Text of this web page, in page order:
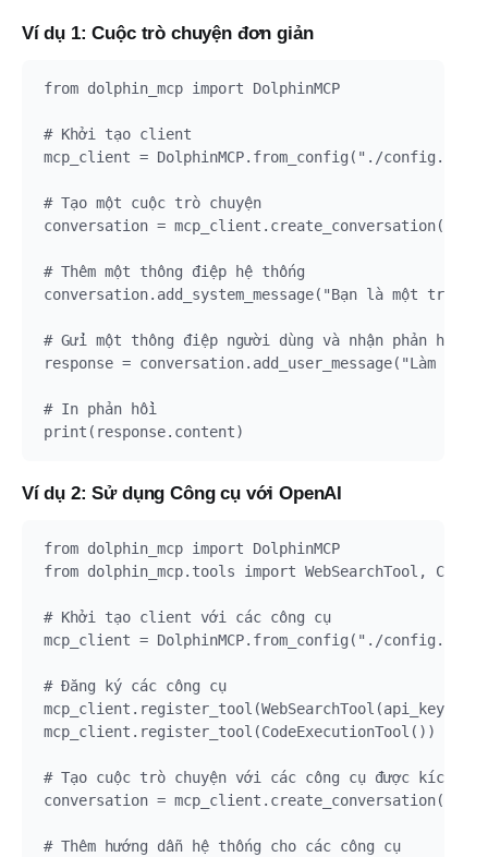
Ví dụ 1: Cuộc trò chuyện đơn giản
from dolphin_mcp import DolphinMCP
# Khởi tạo client
mcp_client = DolphinMCP.from_config("./
# Tạo một cuộc trò chuyện
conversation = mcp_client.create_conversation()
# Thêm một thông điệp hệ thống
conversation.add_system_message("Bạn là một
# Gửi một thông điệp người dùng và nhận phản hồi
response = conversation.add_user_message("Làm
# In phản hồi
Ví dụ 2: Sử dụng Công cụ với OpenAI
from dolphin_mcp import DolphinMCP
from dolphin_mcp.tools import WebSearchTool,
# Khởi tạo client với các công cụ
mcp_client = DolphinMCP.from_config("./
# Đăng ký các công cụ
mcp_client.register_tool(CodeExecutionTool())
# Tạo cuộc trò chuyện với các công cụ được kích
conversation = mcp_client.create_conversation()
# Thêm hướng dẫn hệ thống cho các công cụ